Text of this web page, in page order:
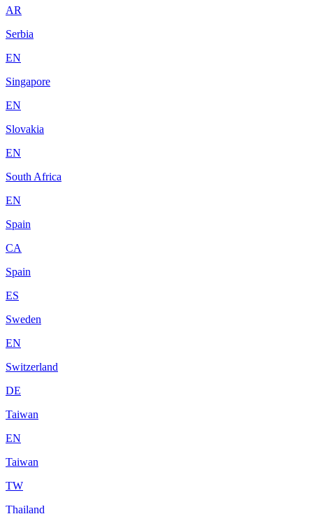
AR
Serbia
EN
Singapore
EN
Slovakia
EN
South Africa
EN
Spain
CA
Spain
ES
Sweden
EN
Switzerland
DE
Taiwan
EN
Taiwan
TW
Thailand